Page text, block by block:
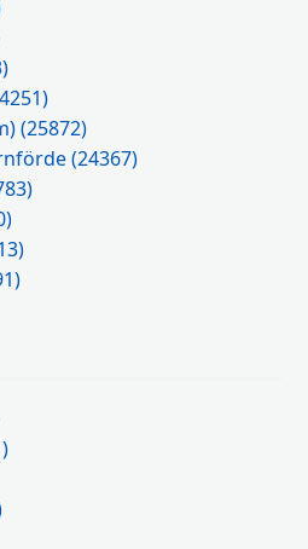
(25872)
(24367)